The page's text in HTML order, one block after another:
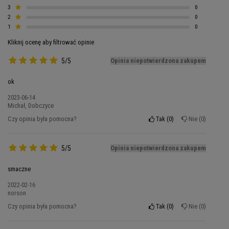
Białko zawarte w ciasteczku to wysokiej klasy
izolaty białek MPI. Dzięki temu dostarczysz
swojemu organizmowi budulca potrzebnego do
tworzenia nowych tkanek, w tym mięśni.
Połączenie izolatu i koncentratu sprawi, że Twoje
3
0
2
0
1
0
Kliknij ocenę aby filtrować opinie
5/5 Opinia niepotwierdzona zakupem
ok
2023-06-14
Michał, Dobczyce
Czy opinia była pomocna?
Tak 0 Nie 0
5/5 Opinia niepotwierdzona zakupem
smaczne
2022-02-16
norson
Czy opinia była pomocna?
Tak 0 Nie 0